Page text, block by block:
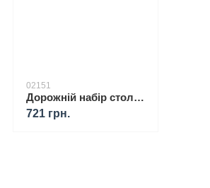
02151
Дорожній набір столових приладів BUNDESWEHR Оригінал
721 грн.